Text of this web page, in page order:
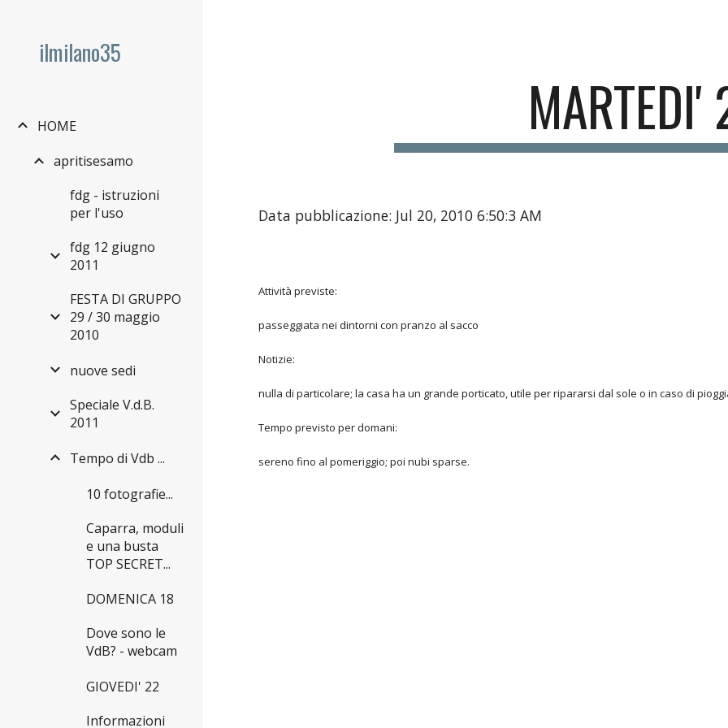
ilmilano35
HOME
apritisesamo
fdg - istruzioni
per l'uso
fdg 12 giugno
2011
FESTA DI GRUPPO
29 / 30 maggio
2010
nuove sedi
Speciale V.d.B.
2011
Tempo di Vdb ...
10 fotografie...
Caparra, moduli
e una busta
TOP SECRET...
DOMENICA 18
Dove sono le
VdB? - webcam
GIOVEDI' 22
Informazioni
MARTEDI'
Data pubblicazione: Jul 20, 2010 6:50:3 AM
Attività previste:
passeggiata nei dintorni con pranzo al sacco
Notizie:
nulla di particolare; la casa ha un grande porticato, utile per ripararsi dal sole o in caso di
Tempo previsto per domani:
sereno fino al pomeriggio; poi nubi sparse.